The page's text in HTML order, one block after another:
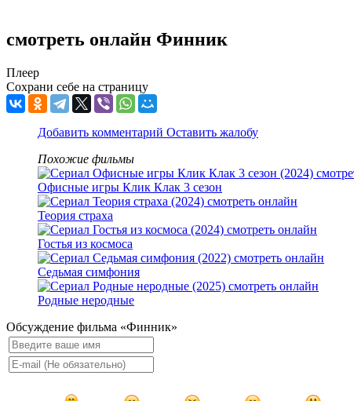
смотреть онлайн Финник
Плеер
Сохрани себе на страницу
Добавить комментарий Оставить жалобу
Похожие фильмы
Офисные игры Клик Клак 3 сезон
Теория страха
Гостья из космоса
Седьмая симфония
Родные неродные
Обсуждение фильма «Финник»